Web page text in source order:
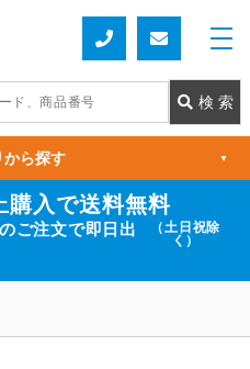
購入で送料無料
ご注文で即日出
（土日祝除
く）
から探す ▼